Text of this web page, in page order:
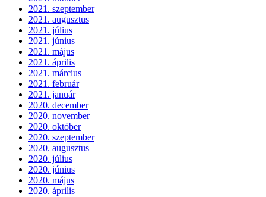
2021. szeptember
2021. augusztus
2021. július
2021. június
2021. május
2021. április
2021. március
2021. február
2021. január
2020. december
2020. november
2020. október
2020. szeptember
2020. augusztus
2020. július
2020. június
2020. május
2020. április